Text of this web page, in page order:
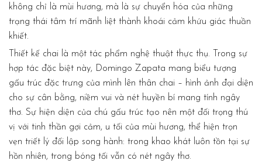
không chỉ là mùi hương, mà là sự chuyển hóa của những
trạng thái tâm trí mãnh liệt thành khoái cảm khứu giác thuần
khiết.
Thiết kế chai là một tác phẩm nghệ thuật thực thụ. Trong sự
hợp tác đặc biệt này, Domingo Zapata mang biểu tượng
gấu trúc đặc trưng của mình lên thân chai – hình ảnh đại diện
cho sự cân bằng, niềm vui và nét huyền bí mang tính ngây
thơ. Sự hiện diện của chú gấu trúc tạo nên một đối trọng thú
vị với tinh thần gợi cảm, u tối của mùi hương, thể hiện trọn
vẹn triết lý đối lập song hành: trong khao khát luôn tồn tại sự
hồn nhiên, trong bóng tối vẫn có nét ngây thơ.